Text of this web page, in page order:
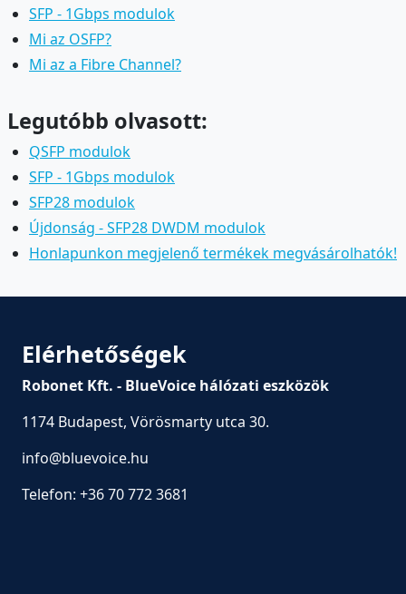
SFP - 1Gbps modulok
Mi az OSFP?
Mi az a Fibre Channel?
Legutóbb olvasott:
QSFP modulok
SFP - 1Gbps modulok
SFP28 modulok
Újdonság - SFP28 DWDM modulok
Honlapunkon megjelenő termékek megvásárolhatók!
Elérhetőségek
Robonet Kft. - BlueVoice hálózati eszközök
1174 Budapest, Vörösmarty utca 30.
info@bluevoice.hu
Telefon: +36 70 772 3681